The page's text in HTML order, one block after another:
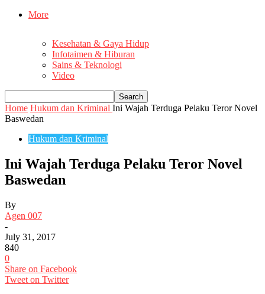
More
Kesehatan & Gaya Hidup
Infotaimen & Hiburan
Sains & Teknologi
Video
Home Hukum dan Kriminal Ini Wajah Terduga Pelaku Teror Novel
Baswedan
Hukum dan Kriminal
Ini Wajah Terduga Pelaku Teror Novel
Baswedan
By
Agen 007
-
July 31, 2017
840
0
Share on Facebook
Tweet on Twitter